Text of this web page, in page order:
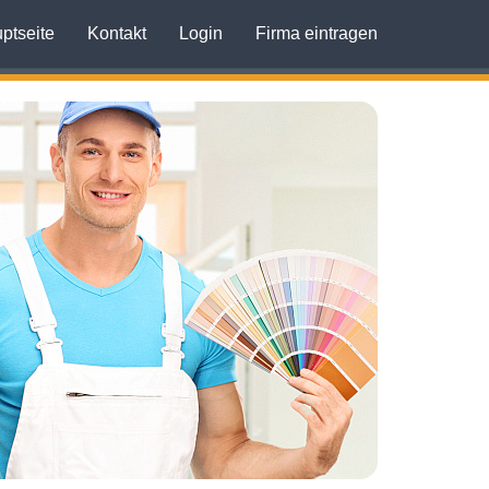
Kontakt Login Firma eintragen